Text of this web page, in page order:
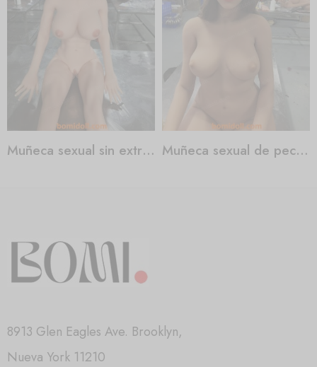
Muñeca sexual sin extremidades Muñeca sexual de pechos gigantes
8913 Glen Eagles Ave. Brooklyn,
Nueva York 11210